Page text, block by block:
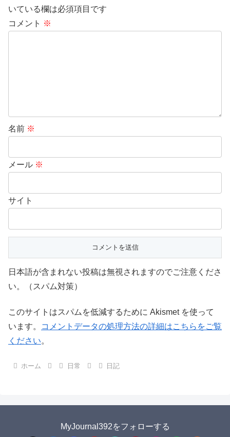
いている欄は必須項目です
コメント ※
名前 ※
メール ※
サイト
日本語が含まれない投稿は無視されますのでご注意くださ
い。（スパム対策）
このサイトはスパムを低減するために Akismet を使って
います。
コメントデータの処理方法の詳細はこちらをご覧
ください。
ホーム 日常 日記
MyJournal392をフォローする